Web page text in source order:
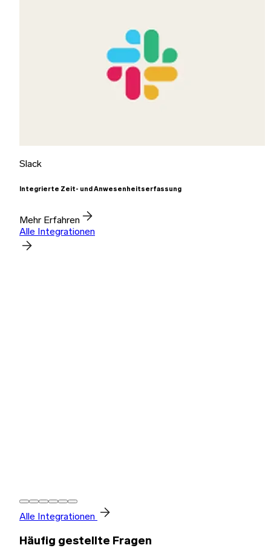
Slack
Integrierte Zeit- und Anwesenheitserfassung
Mehr Erfahren
Alle Integrationen
Alle Integrationen
Häufig gestellte Fragen